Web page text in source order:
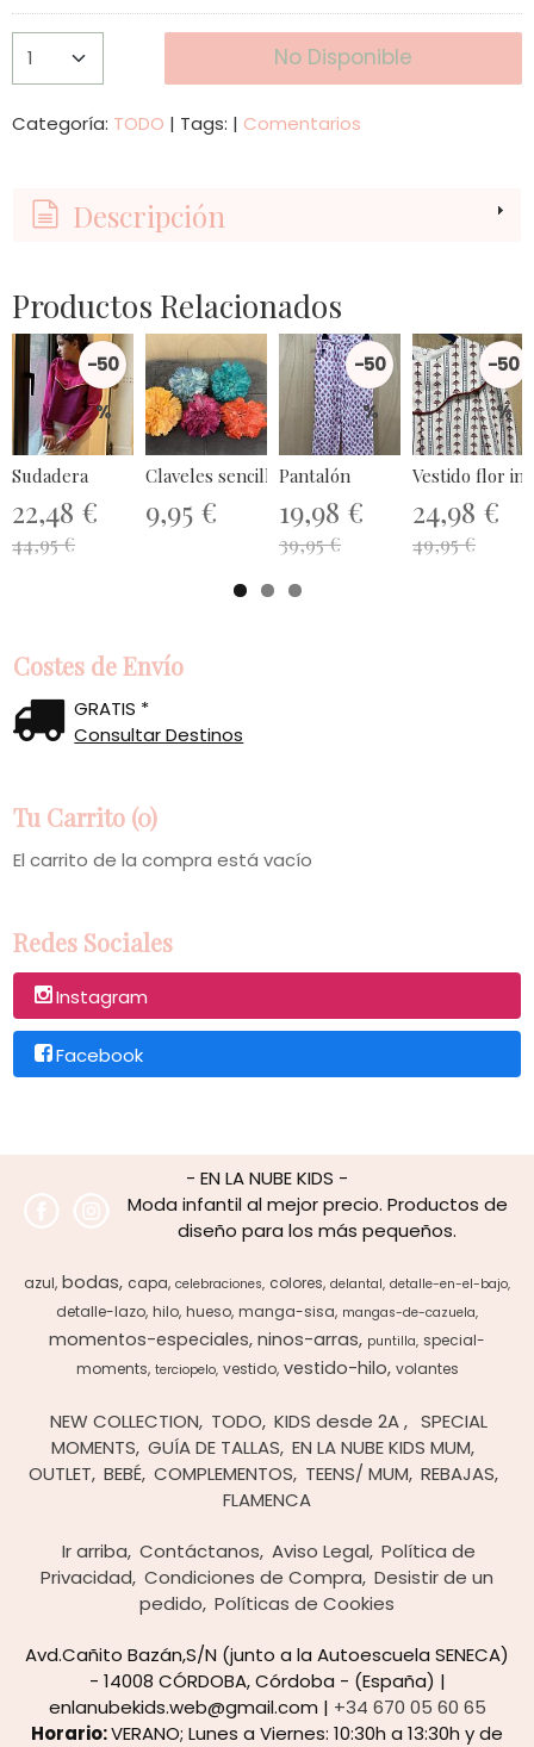
Costes de Envío
GRATIS *
Consultar Destinos
Tu Carrito (0)
El carrito de la compra está vacío
Redes Sociales
Instagram
Facebook
No Disponible
Categoría: TODO | Tags: | Comentarios
Descripción
Productos Relacionados
-50
%
Sudadera
22,48 €
44,95 €
Claveles sencillos
9,95 €
-50
%
Pantalón
19,98 €
39,95 €
-50
%
Vestido flor
24,98 €
49,95 €
- EN LA NUBE KIDS -
Moda infantil al mejor precio. Productos de
diseño para los más pequeños.
azul bodas capa celebraciones colores delantal detalle-en-el-bajo
detalle-lazo hilo hueso manga-sisa mangas-de-cazuela
momentos-especiales ninos-arras puntilla special-
moments terciopelo vestido vestido-hilo volantes
NEW COLLECTION TODO KIDS desde 2A
SPECIAL
MOMENTS GUÍA DE TALLAS EN LA NUBE KIDS MUM
OUTLET BEBÉ COMPLEMENTOS TEENS/ MUM REBAJAS
FLAMENCA
Ir arriba Contáctanos Aviso Legal Política de
Privacidad Condiciones de Compra Desistir de un
pedido Políticas de Cookies
Avd.Cañito Bazán,S/N (junto a la Autoescuela SENECA)
- 14008 CÓRDOBA, Córdoba - (España) |
enlanubekids.web@gmail.com | +34 670 05 60 65
Horario:VERANO; Lunes a Viernes: 10:30h a 13:30h y de